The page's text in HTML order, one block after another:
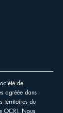
de
agréée dans
territoires du
OCRI. Nous